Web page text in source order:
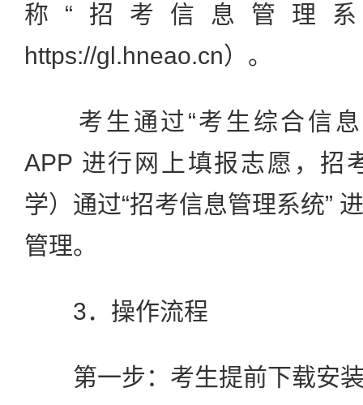
称“招考信息管理
https://gl.hneao.cn）。
考生通过“考生综合信息
APP 进行网上填报志愿，招
学）通过“招考信息管理系统”
管理。
3．操作流程
第一步：考生提前下载安装